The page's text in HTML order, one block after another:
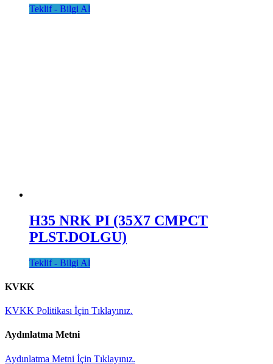
Teklif - Bilgi Al
H35 NRK PI (35X7 CMPCT
PLST.DOLGU)
Teklif - Bilgi Al
KVKK
KVKK Politikası İçin Tıklayınız.
Aydınlatma Metni
Aydınlatma Metni İçin Tıklayınız.